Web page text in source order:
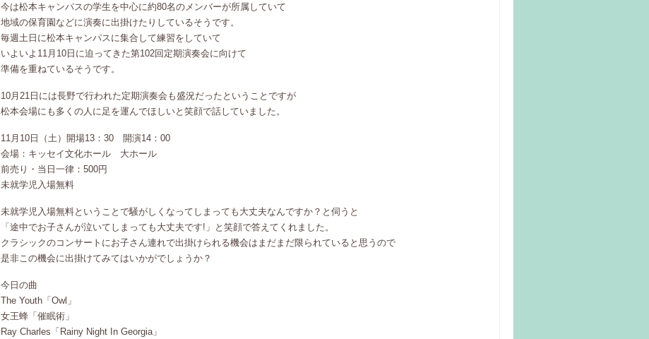
今は松本キャンパスの学生を中心に約80名のメンバーが所属していて
地域の保育園などに演奏に出掛けたりしているそうです。
毎週土日に松本キャンパスに集合して練習をしていて
いよいよ11月10日に迫ってきた第102回定期演奏会に向けて
準備を重ねているそうです。
10月21日には長野で行われた定期演奏会も盛況だったということですが
松本会場にも多くの人に足を運んでほしいと笑顔で話していました。
11月10日（土）開場13：30 開演14：00
会場：キッセイ文化ホール 大ホール
前売り・当日一律：500円
未就学児入場無料
未就学児入場無料ということで騒がしくなってしまっても大丈夫なんですか？と伺うと
「途中でお子さんが泣いてしまっても大丈夫です!」と笑顔で答えてくれました。
クラシックのコンサートにお子さん連れで出掛けられる機会はまだまだ限られていると思うので
是非この機会に出掛けてみてはいかがでしょうか？
今日の曲
The Youth「Owl」
女王蜂「催眠術」
Ray Charles「Rainy Night In Georgia」